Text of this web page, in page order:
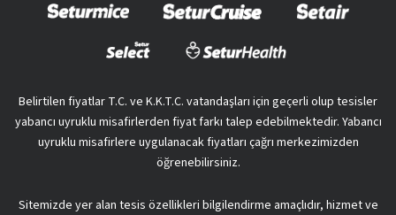
Belirtilen fiyatlar T.C. ve K.K.T.C. vatandaşları için geçerli olup tesisler
yabancı uyruklu misafirlerden fiyat farkı talep edebilmektedir. Yabancı
uyruklu misafirlere uygulanacak fiyatları çağrı merkezimizden
öğrenebilirsiniz.
Sitemizde yer alan tesis özellikleri bilgilendirme amaçlıdır, hizmet ve